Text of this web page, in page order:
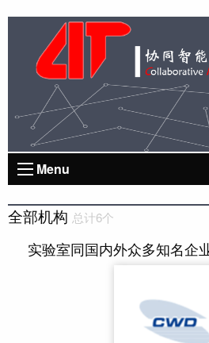
Menu
全部机构 总计6个
实验室同国内外众多知名企